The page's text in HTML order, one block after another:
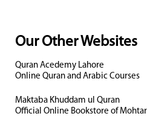
Our Other Websites
Quran Acedemy Lahore
Online Quran and Arabic Courses
Maktaba Khuddam ul Quran
Official Online Bookstore of